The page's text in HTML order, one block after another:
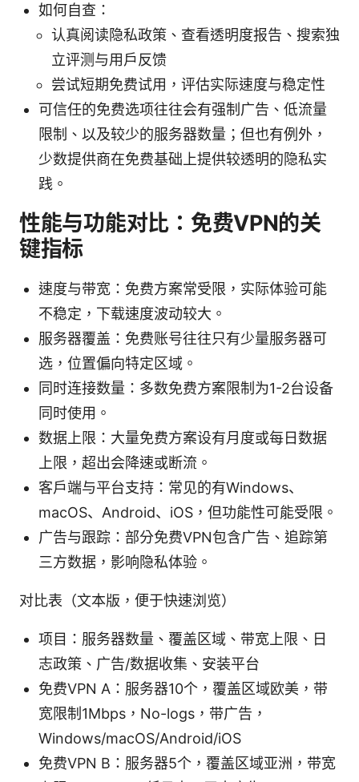
如何自查：
认真阅读隐私政策、查看透明度报告、搜索独
立评测与用户反馈
尝试短期免费试用，评估实际速度与稳定性
可信任的免费选项往往会有强制广告、低流量
限制、以及较少的服务器数量；但也有例外，
少数提供商在免费基础上提供较透明的隐私实
践。
性能与功能对比：免费VPN的关
键指标
速度与带宽：免费方案常受限，实际体验可能
不稳定，下载速度波动较大。
服务器覆盖：免费账号往往只有少量服务器可
选，位置偏向特定区域。
同时连接数量：多数免费方案限制为1-2台设备
同时使用。
数据上限：大量免费方案设有月度或每日数据
上限，超出会降速或断流。
客户端与平台支持：常见的有Windows、
macOS、Android、iOS，但功能性可能受限。
广告与跟踪：部分免费VPN包含广告、追踪第
三方数据，影响隐私体验。
对比表（文本版，便于快速浏览）
项目：服务器数量、覆盖区域、带宽上限、日
志政策、广告/数据收集、安装平台
免费VPN A：服务器10个，覆盖区域欧美，带
宽限制1Mbps，No-logs，带广告，
Windows/macOS/Android/iOS
免费VPN B：服务器5个，覆盖区域亚洲，带宽